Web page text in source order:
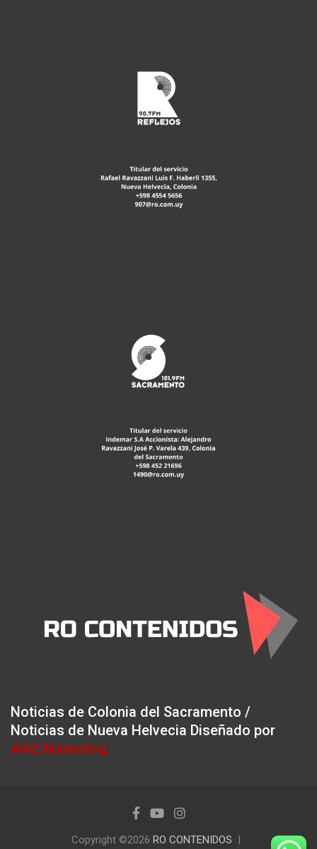
Noticias de Colonia del Sacramento /
Noticias de Nueva Helvecia Diseñado por
AHZ Marketing
Copyright ©2026 RO CONTENIDOS